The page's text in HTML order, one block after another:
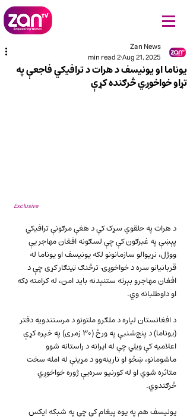
یوناما او یونیسف د هرات د ترافیکي فاجعې په
تړاو خواخوږي څرګنده کړې
Zan News
Aug 21, 2025
2 min read
Exclusive
د هرات په حلقوي سړک کې د هغې مرګونې ترافیکي
پېښې په غبرګون کې چې لسګونه افغان مهاجر یې
ووژل، نړیوالو سازمانونو لکه یونیسف او یوناما له
قربانیانو سره د خواخوږۍ ترڅنګ ټینګار کړی چې د
افغان مهاجرو بېرته ستنېدنه باید امن، له کرامته ډکه
او داوطلبانه وي.
د افغانستان لپاره د ملګرو ملتونو د مرستندویه دفتر
(یوناما) د پنج‌شنبې په ورځ (۳۰ زمری) په خپره کړې
اعلامیه کې ویلي چې له ایرانه د راستانه شوو
ماشومانو، ښځو او نارینه‌وو د مړینې له امله سخت
متاثره شوي او له کورنیو سره‌یې ژوره خواخوږي
څرګندوي.
یونیسف هم په یوه پیغام کې چې په شبکه ایکس